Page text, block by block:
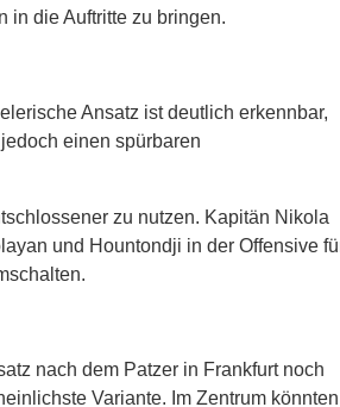
in die Auftritte zu bringen.
Ansatz ist deutlich erkennbar,
einen spürbaren
zu nutzen. Kapitän Nikola
und Hountondji in der Offensive
nach dem Patzer in Frankfurt noch
Variante. Im Zentrum könnten